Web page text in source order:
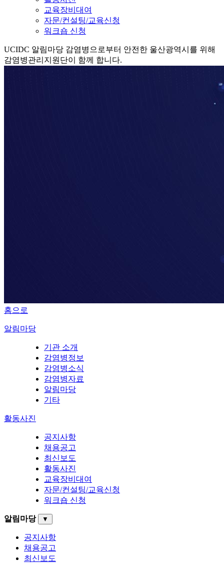
교육장비대여
자문/컨설팅/교육신청
워크숍 신청
UCIDC 알림마당 감염병으로부터 안전한 울산광역시를 위해
감염병관리지원단이 함께 합니다.
홈으로
알림마당
기관 소개
감염병정보
감염병소식
감염병자료
알림마당
기타
활동사진
공지사항
채용공고
최신보도
활동사진
교육장비대여
자문/컨설팅/교육신청
워크숍 신청
알림마당 ▼
공지사항
채용공고
최신보도